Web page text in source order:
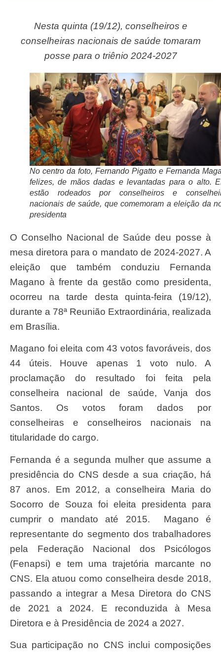
Nesta quinta (19/12), conselheiros e
conselheiras nacionais de saúde tomaram
posse para o triênio 2024-2027
No centro da foto, Fernando Pigatto e Fernanda
felizes, de mãos dadas e levantadas para o alto.
estão rodeados por conselheiros e
nacionais de saúde, que comemoram a eleição da
presidenta
O Conselho Nacional de Saúde deu posse à
mesa diretora para o mandato de 2024-2027. A
eleição que também conduziu Fernanda
Magano à frente da gestão como presidenta,
ocorreu na tarde desta quinta-feira (19/12),
durante a 78ª Reunião Extraordinária, realizada
em Brasília.
Magano foi eleita com 43 votos favoráveis, dos
44 úteis. Houve apenas 1 voto nulo. A
proclamação do resultado foi feita pela
conselheira nacional de saúde, Vanja dos
Santos. Os votos foram dados por
conselheiras e conselheiros nacionais na
titularidade do cargo.
Fernanda é a segunda mulher que assume a
presidência do CNS desde a sua criação, há
87 anos. Em 2012, a conselheira Maria do
Socorro de Souza foi eleita presidenta para
cumprir o mandato até 2015. Magano é
representante do segmento dos trabalhadores
pela Federação Nacional dos Psicólogos
(Fenapsi) e tem uma trajetória marcante no
CNS. Ela atuou como conselheira desde 2018,
passando a integrar a Mesa Diretora do CNS
de 2021 a 2024. E reconduzida à Mesa
Diretora e à Presidência de 2024 a 2027.
Sua participação no CNS inclui composições